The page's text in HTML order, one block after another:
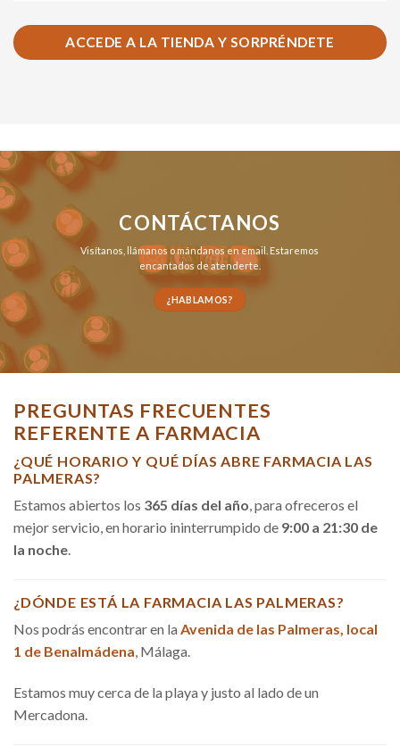
ACCEDE A LA TIENDA Y SORPRÉNDETE
CONTÁCTANOS
Visítanos, llámanosomándanos en email . Estaremos
encantados de atenderte.
¿HABLAMOS?
PREGUNTAS FRECUENTES
REFERENTE A FARMACIA
¿QUÉ HORARIO Y QUÉ DÍAS ABRE FARMACIA LAS
PALMERAS?
Estamos abiertos los 365 días del año, para ofreceros el
mejor servicio, en horario ininterrumpido de 9:00 a 21:30 de
la noche.
¿DÓNDE ESTÁ LA FARMACIA LAS PALMERAS?
Nos podrás encontrar en la Avenida de las Palmeras, local
1 de Benalmádena, Málaga.
Estamos muy cerca de la playa y justo al lado de un
Mercadona.